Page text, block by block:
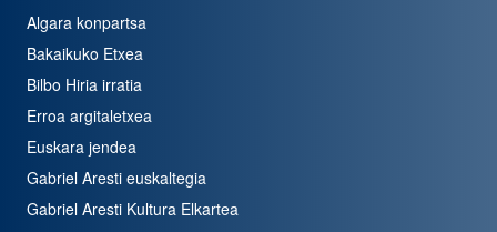
Algara konpartsa
Bakaikuko Etxea
Bilbo Hiria irratia
Erroa argitaletxea
Euskara jendea
Gabriel Aresti euskaltegia
Gabriel Aresti Kultura Elkartea